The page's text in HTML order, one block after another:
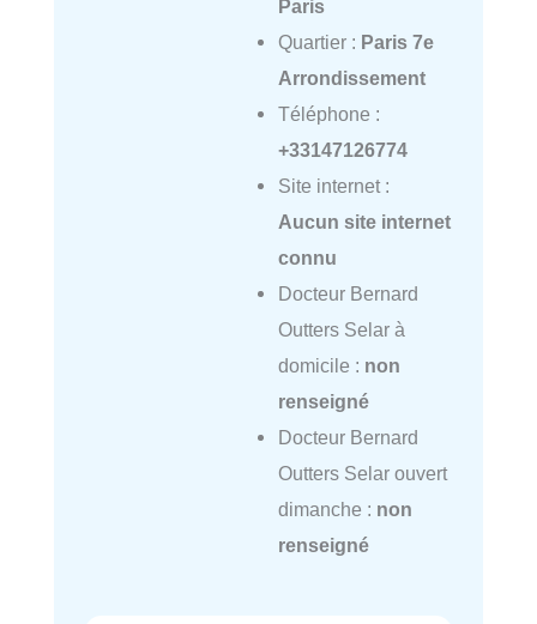
Paris
Quartier : Paris 7e
Arrondissement
Téléphone :
+33147126774
Site internet :
Aucun site internet
connu
Docteur Bernard
Outters Selar à
domicile : non
renseigné
Docteur Bernard
Outters Selar ouvert
dimanche : non
renseigné